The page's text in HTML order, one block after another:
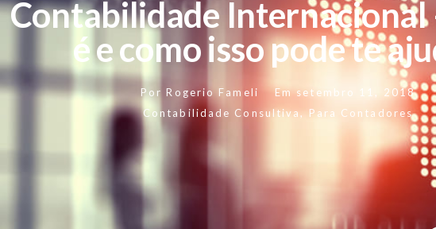
Contabilidade Internacional
é e como isso pode te
Por Rogerio Fameli Em setembro 11, 2018
Contabilidade Consultiva, Para Contadores